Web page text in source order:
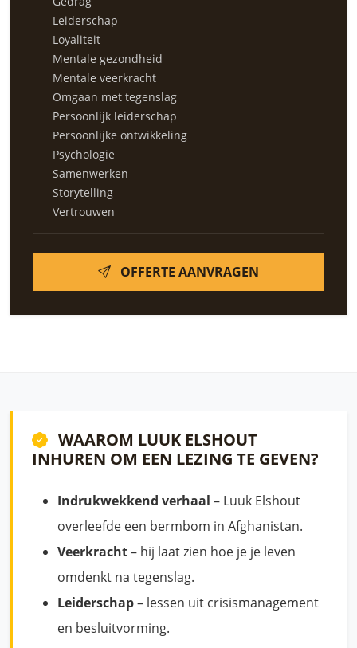
Leiderschap
Loyaliteit
Mentale gezondheid
Mentale veerkracht
Omgaan met tegenslag
Persoonlijk leiderschap
Persoonlijke ontwikkeling
Psychologie
Samenwerken
Storytelling
Vertrouwen
OFFERTE AANVRAGEN
WAAROM LUUK ELSHOUT
INHUREN OM EEN LEZING TE GEVEN?
Indrukwekkend verhaal – Luuk Elshout
overleefde een bermbom in Afghanistan.
Veerkracht– hij laat zien hoe je je leven
omdenkt na tegenslag.
Leiderschap– lessen uit crisismanagement
en besluitvorming.